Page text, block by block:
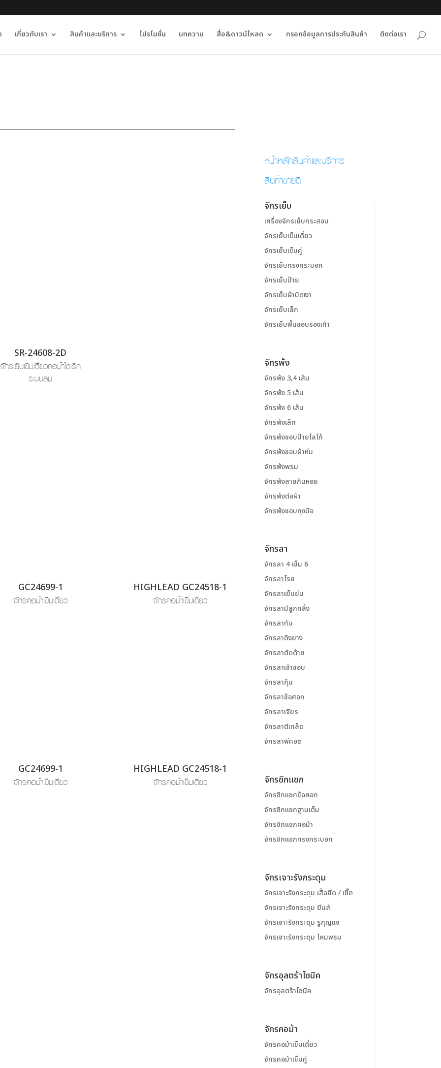
เกี่ยวกับเรา สินค้าและบริการ โปรโมชั่น บทความ สื่อ&ดาวน์โหลด กรอกข้อมูลการประกันสินค้า ติดต่อเรา
SR-24608-2D
จักรเย็บเข็มเดี่ยวคอม้าไดเร็ค
ระบบลม
GC24699-1
จักรคอม้าเข็มเดี่ยว
HIGHLEAD GC24518-1
จักรคอม้าเข็มเดี่ยว
GC24699-1
จักรคอม้าเข็มเดี่ยว
HIGHLEAD GC24518-1
จักรคอม้าเข็มเดี่ยว
หน้าหลักสินค้าและบริการ
สินค้าขายดี
จักรเย็บ
เครื่องจักรเย็บกระสอบ
จักรเย็บเข็มเดี่ยว
จักรเย็บเข็มคู่
จักรเย็บทรงกระบอก
จักรเย็บป้าย
จักรเย็บผ้าปัดเงา
จักรเย็บเล็ก
จักรเย็บพื้นขอบรองเท้า
จักรพ้ง
จักรพ้ง 3,4 เส้น
จักรพ้ง 5 เส้น
จักรพ้ง 6 เส้น
จักรพ้งเล็ก
จักรพ้งขอบป้ายโลโก้
จักรพ้งขอบผ้าห่ม
จักรพ้งพรม
จักรพ้งลายก้นหอย
จักรพ้งต่อผ้า
จักรพ้งขอบถุงมือ
จักรลา
จักรลา 4 เข็ม 6
จักรลาโรย
จักรลาเย็บย่น
จักรลามีลูกกลิ้ง
จักรลาทับ
จักรลาดึงยาง
จักรลาตัดด้าย
จักรลาเข้าขอบ
จักรลากุ๊น
จักรลาข้อศอก
จักรลาเจียร
จักรลาตีเกล็ด
จักรลาพีคอต
จักรซิกแซก
จักรซิกแซกข้อศอก
จักรซิกแซกฐานเต็ม
จักรซิกแซกคอม้า
จักรซิกแซกทรงกระบอก
จักรเจาะรังกระดุม
จักรเจาะรังกระดุม เสื้อยืด / เชิ๊ต
จักรเจาะรังกระดุม ยีนส์
จักรเจาะรังกระดุม รูกุญแจ
จักรเจาะรังกระดุม ไหมพรม
จักรอุลตร้าโซนิค
จักรอุลตร้าโซนิค
จักรคอม้า
จักรคอม้าเข็มเดี่ยว
จักรคอม้าเข็มคู่